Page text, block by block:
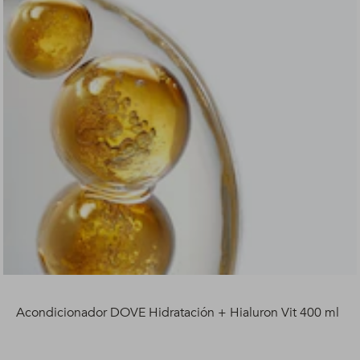
Acondicionador DOVE Hidratación + Hialuron Vit 400 ml